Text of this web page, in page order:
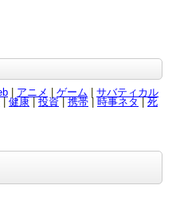
アニメ ゲーム
サバティカル
健康 投資 携帯 | 時事ネタ
死